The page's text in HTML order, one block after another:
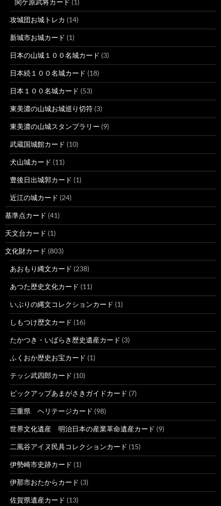
関ケ原武将カード (1)
攻城団お城トレカ (14)
新城市お城カード (1)
日本の山城１００名城カード (3)
日本続１００名城カード (18)
日本１００名城カード (53)
東美濃の山城お城巡り切符 (3)
東美濃の山城スタンプラリー (9)
武蔵国城館カード (10)
犬山城カード (11)
豊後日出城郭カード (1)
近江の城カード (24)
基準点カード (41)
天文台カード (1)
文化財カード (803)
あおもり縄文カード (238)
あつた歴史文化カード (11)
いぶりの縄文コレクションカード (1)
しもつけ歴文カード (16)
たかつき・いばらき歴史遺産カード (3)
ふくおか歴史お宝カード (1)
テッシ武四郎カード (10)
ピックアップあまがさきガイドカード (7)
三重県 ヘリテージカード (98)
世界文化遺産 明治日本の産業革命遺産カード (9)
二風谷アイヌ民具コレクションカード (15)
伊勢崎市史跡カード (1)
伊那市おたからカード (3)
佐賀県遺産カード (13)